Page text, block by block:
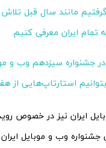
مانند سال قبل
تمام ایران معرفی کنیم.
جشنواره سیزدهم وب و
استارتاپ‌هایی از
ایران نیز در خصوص
وب و موبایل